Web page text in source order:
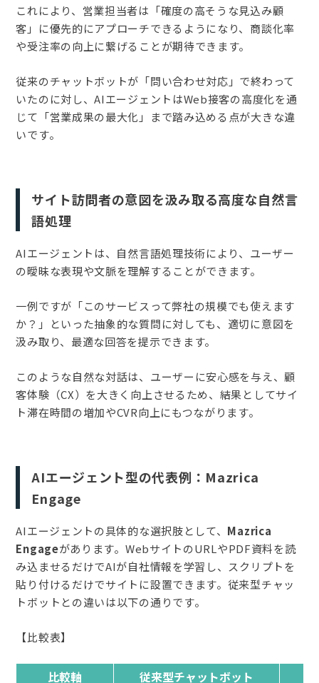
これにより、営業担当者は「確度の高そうな見込み顧
客」に優先的にアプローチできるようになり、商談化率
や受注率の向上に繋げることが期待できます。
従来のチャットボットが「問い合わせ対応」で終わって
いたのに対し、AIエージェントはWeb接客の高度化を通
じて「営業成果の最大化」まで踏み込める点が大きな違
いです。
サイト訪問者の意図を汲み取る高度な自然言
語処理
AIエージェントは、自然言語処理技術により、ユーザー
の曖昧な表現や文脈を理解することができます。
一例ですが「このサービスって弊社の規模でも使えます
か？」といった抽象的な質問に対しても、適切に意図を
汲み取り、最適な回答を提示できます。
このような自然な対話は、ユーザーに安心感を与え、顧
客体験（CX）を大きく向上させるため、結果としてサイ
ト滞在時間の増加やCVR向上にもつながります。
AIエージェント型の代表例：Mazrica
Engage
AIエージェントの具体的な選択肢として、 Mazrica
Engageがあります。WebサイトのURLやPDF資料を読
み込ませるだけでAIが自社情報を学習し、スクリプトを
貼り付けるだけでサイトに設置できます。従来型チャッ
トボットとの違いは以下の通りです。
【比較表】
比較軸 従来型チャットボット